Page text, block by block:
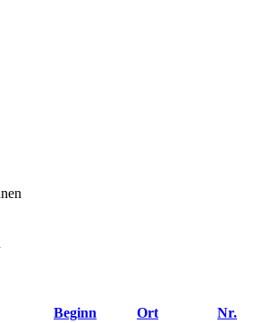
Beginn Ort
Nr.